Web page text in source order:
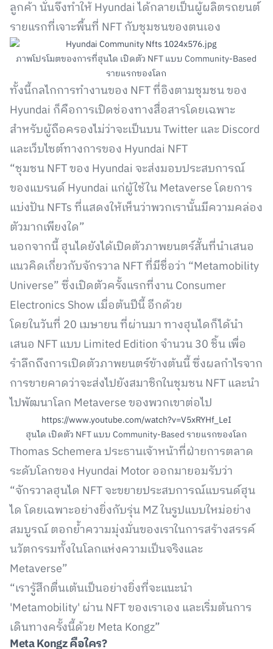
ลูกค้า นั่นจึงทำให้ Hyundai ได้กลายเป็นผู้ผลิตรถยนต์
รายแรกที่เจาะพื้นที่ NFT กับชุมชนของตนเอง
ภาพโปรโมตของการที่ฮุนได เปิดตัว NFT แบบ Community-Based
รายแรกของโลก
ทั้งนี้กลไกการทำงานของ NFT ที่อิงตามชุมชน ของ
Hyundai ก็คือการเปิดช่องทางสื่อสารโดยเฉพาะ
สำหรับผู้ถือครองไม่ว่าจะเป็นบน Twitter และ Discord
และเว็บไซต์ทางการของ Hyundai NFT
“ชุมชน NFT ของ Hyundai จะส่งมอบประสบการณ์
ของแบรนด์ Hyundai แก่ผู้ใช้ใน Metaverse โดยการ
แบ่งปัน NFTs ที่แสดงให้เห็นว่าพวกเรานั้นมีความคล่อง
ตัวมากเพียงใด”
นอกจากนี้ ฮุนไดยังได้เปิดตัวภาพยนตร์สั้นที่นำเสนอ
แนวคิดเกี่ยวกับจักรวาล NFT ที่มีชื่อว่า “Metamobility
Universe” ซึ่งเปิดตัวครั้งแรกที่งาน Consumer
Electronics Show เมื่อต้นปีนี้ อีกด้วย
โดยในวันที่ 20 เมษายน ที่ผ่านมา ทางฮุนไดก็ได้นำ
เสนอ NFT แบบ Limited Edition จำนวน 30 ชิ้น เพื่อ
รำลึกถึงการเปิดตัวภาพยนตร์ข้างต้นนี้ ซึ่งผลกำไรจาก
การขายคาดว่าจะส่งไปยังสมาชิกในชุมชน NFT และนำ
ไปพัฒนาโลก Metaverse ของพวกเขาต่อไป
https://www.youtube.com/watch?v=V5xRYHf_LeI
ฮุนได เปิดตัว NFT แบบ Community-Based รายแรกของโลก
Thomas Schemera ประธานเจ้าหน้าที่ฝ่ายการตลาด
ระดับโลกของ Hyundai Motor ออกมายอมรับว่า
“จักรวาลฮุนได NFT จะขยายประสบการณ์แบรนด์ฮุน
ได โดยเฉพาะอย่างยิ่งกับรุ่น MZ ในรูปแบบใหม่อย่าง
สมบูรณ์ ตอกย้ำความมุ่งมั่นของเราในการสร้างสรรค์
นวัตกรรมทั้งในโลกแห่งความเป็นจริงและ
Metaverse”
“เรารู้สึกตื่นเต้นเป็นอย่างยิ่งที่จะแนะนำ
'Metamobility' ผ่าน NFT ของเราเอง และเริ่มต้นการ
เดินทางครั้งนี้ด้วย Meta Kongz”
Meta Kongzคือใคร?